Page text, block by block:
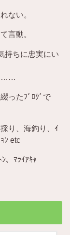
ない。
言動。
持ちに忠実にい
……
ったﾌﾞﾛｸﾞで
り、海釣り、ｲ
ﾝ etc
、ﾏﾗｲｱｷｬ